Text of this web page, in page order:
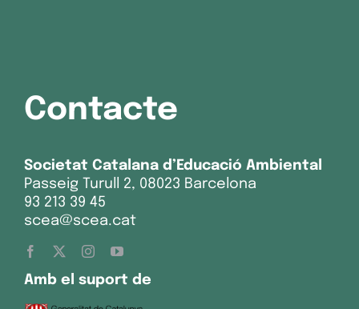
Contacte
Societat Catalana d’Educació Ambiental
Passeig Turull 2, 08023 Barcelona
93 213 39 45
scea@scea.cat
Amb el suport de